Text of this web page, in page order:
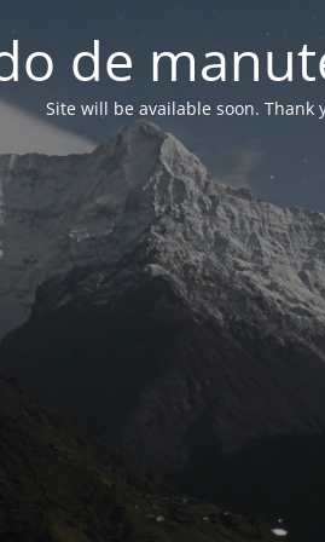
de
Site will be available soon. Thank